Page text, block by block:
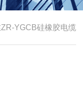
YGCB硅橡胶电缆